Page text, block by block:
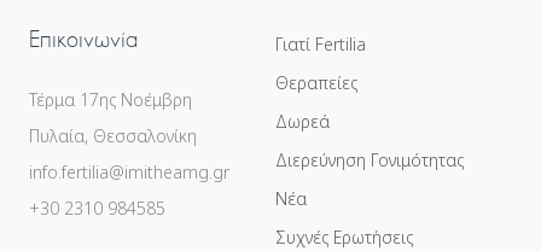
Επικοινωνία
Τέρμα 17ης Νοέμβρη
Πυλαία, Θεσσαλονίκη
info.fertilia@imitheamg.gr
+30 2310 984585
Γιατί Fertilia
Θεραπείες
Δωρεά
Διερεύνηση Γονιμότητας
Νέα
Συχνές Ερωτήσεις